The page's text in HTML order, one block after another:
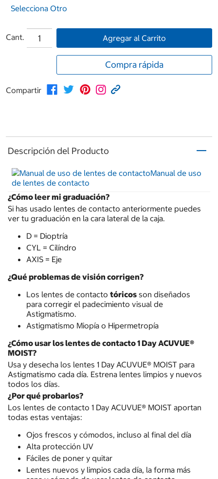
Selecciona Otro
Cant. Agregar al Carrito
Compra rápida
Compartir
Descripción del Producto
Manual de uso
de lentes de contacto
¿Cómo leer mi graduación?
Si has usado lentes de contacto anteriormente puedes
ver tu graduación en la cara lateral de la caja.
D = Dioptría
CYL = Cilíndro
AXIS = Eje
¿Qué problemas de visión corrigen?
Los lentes de contacto tóricosson diseñados
para corregir el padecimiento visual de
Astigmatismo.
Astigmatismo Miopía o Hipermetropía
¿Cómo usar los lentes de contacto 1 Day ACUVUE®
MOIST?
Usa y desecha los lentes 1 Day ACUVUE® MOIST para
Astigmatismo cada día. Estrena lentes limpios y nuevos
todos los días.
¿Por qué probarlos?
Los lentes de contacto 1 Day ACUVUE® MOIST aportan
todas estas ventajas:
Ojos frescos y cómodos, incluso al final del día
Alta protección UV
Fáciles de poner y quitar
Lentes nuevos y limpios cada día, la forma más